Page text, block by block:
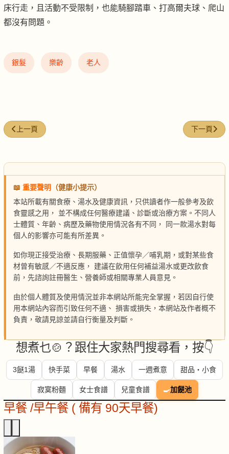
床行走，且活動不受限制，也能騎腳踏車、打高爾夫球、爬山
都沒有問題。
銀髮 樂齡 老人
上一篇文章: 老人養生不吃肉 小心肌少症上身
上一頁 下一篇文章
下一頁
📖 重要聲明
（健康小提示）
本站所載有關食療、湯水及健康資訊，只供讀者作一般參考及飲
食靈感之用， 並不構成任何醫療建議、診斷或治療方案。不同人
士體質、年齡、病歷及藥物使用情況各有不同， 同一款湯水對每
個人的影響亦可能有所差異。
如你現正接受治療、長期服藥、正值懷孕／哺乳期，或對某些食
材曾有敏感／不適反應， 建議在飲用任何補益湯水或更改飲食
前，先諮詢註冊醫生、營養師或相關專業人員意見。
由於個人體質及使用情況並非本網站所能完全掌握，若因自行使
用本網站內容而引致任何不適、 損害或損失，本網站及作者概不
負責，敬請見諒並請自行衡量及判斷。
想煮乜🍲？跟住大家熱門搜尋看，按👇
3餸1湯 快手菜 早餐 湯水 一週煮意 甜品・小食
寂寞粉麵 女士食譜 兒童食譜 🍳加餸池
早餐 /早午餐 ( 備有 90天早餐)